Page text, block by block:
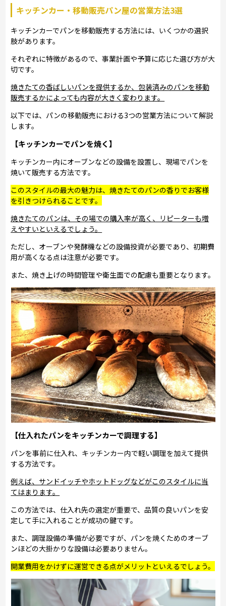
キッチンカー・移動販売パン屋の営業方法3選
キッチンカーでパンを移動販売する方法には、いくつかの選択
肢があります。
それぞれに特徴があるので、事業計画や予算に応じた選び方が大
切です。
焼きたての香ばしいパンを提供するか、包装済みのパンを移動
販売するかによっても内容が大きく変わります。
以下では、パンの移動販売における3つの営業方法について解説
します。
【キッチンカーでパンを焼く】
キッチンカー内にオーブンなどの設備を設置し、現場でパンを
焼いて販売する方法です。
このスタイルの最大の魅力は、焼きたてのパンの香りでお客様
を引きつけられることです。
焼きたてのパンは、その場での購入率が高く、リピーターも増
えやすいといえるでしょう。
ただし、オーブンや発酵機などの設備投資が必要であり、初期費
用が高くなる点は注意が必要です。
また、焼き上げの時間管理や衛生面での配慮も重要となります。
【仕入れたパンをキッチンカーで調理する】
パンを事前に仕入れ、キッチンカー内で軽い調理を加えて提供
する方法です。
例えば、サンドイッチやホットドッグなどがこのスタイルに当
てはまります。
この方法では、仕入れ先の選定が重要で、品質の良いパンを安
定して手に入れることが成功の鍵です。
また、調理設備の準備が必要ですが、パンを焼くためのオーブ
ンほどの大掛かりな設備は必要ありません。
開業費用をかけずに運営できる点がメリットといえるでしょう。